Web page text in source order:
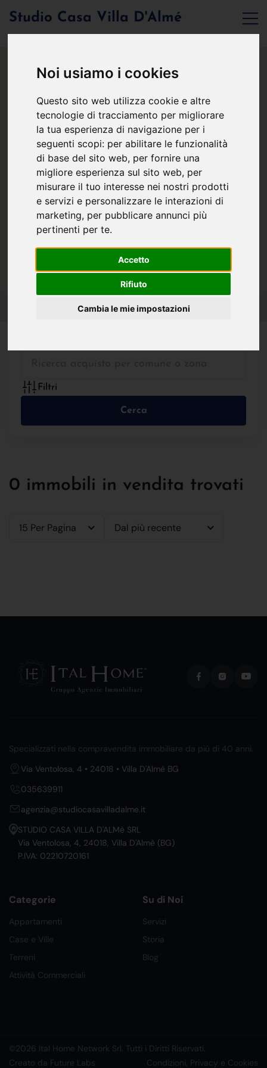
Noi usiamo i cookies
Questo sito web utilizza cookie e altre
tecnologie di tracciamento per migliorare
la tua esperienza di navigazione per i
seguenti scopi: per abilitare le funzionalità
di base del sito web, per fornire una
migliore esperienza sul sito web, per
misurare il tuo interesse nei nostri prodotti
e servizi e personalizzare le interazioni di
marketing, per pubblicare annunci più
pertinenti per te.
Accetto
Rifiuto
Cambia le mie impostazioni
Studio Casa Villa D'Almé
Filtri
Cerca
0 immobili in vendita trovati
15 Per Pagina Dal più recente
Specializzati nella compravendita immobiliare da più di 40 anni.
Via Ventolosa, 4 • 24018 • Villa D'Almè BG
035639911
agenzia@studiocasavilladalme.it
STUDIO CASA VILLA D'ALMè SRL
Via Ventolosa, 4, 24018, Villa D'Almè (BG)
P.IVA: 02210720161
Categorie
Appartamenti
Case e Ville
Terreni
Attività Commerciali
Su di Noi
Servizi
Storia
Blog
©2026 Ital Home Network Srl. Tutti i Diritti Riservati.
Creato da Future Labs
Condizioni, Privacy e Cookies